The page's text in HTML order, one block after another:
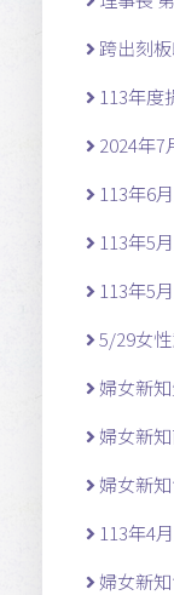
跨出刻
113年度
2024年7
113年6
113年5
113年5
5/29女
婦女新
婦女新
婦女新
113年4
婦女新